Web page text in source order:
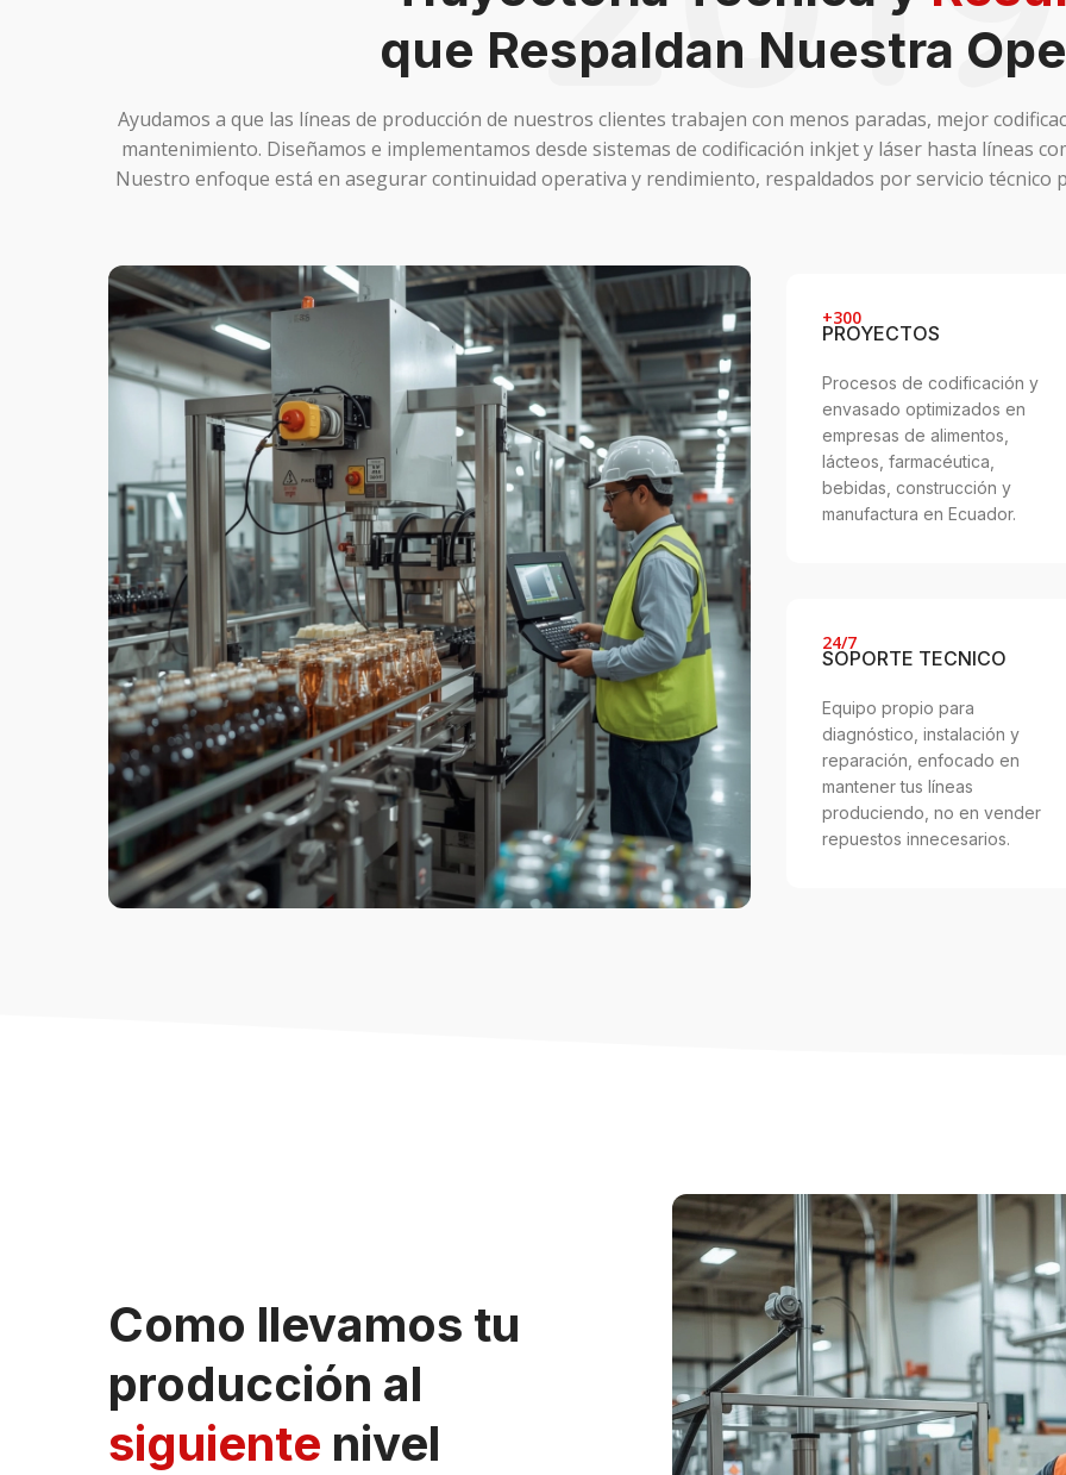
que Respaldan Nuestra
Ayudamos a que las líneas de producción de nuestros clientes trabajen con menos paradas, mejor
mantenimiento. Diseñamos e implementamos desde sistemas de codificación inkjet y láser hasta líneas
Nuestro enfoque está en asegurar continuidad operativa y rendimiento, respaldados por servicio técnico
+300
PROYECTOS
Procesos de codificación y
envasado optimizados en
empresas de alimentos,
lácteos, farmacéutica,
bebidas, construcción y
manufactura en Ecuador.
24/7
SOPORTE TECNICO
Equipo propio para
diagnóstico, instalación y
reparación, enfocado en
mantener tus líneas
produciendo, no en vender
repuestos innecesarios.
Como llevamos tu
producción al
siguiente nivel